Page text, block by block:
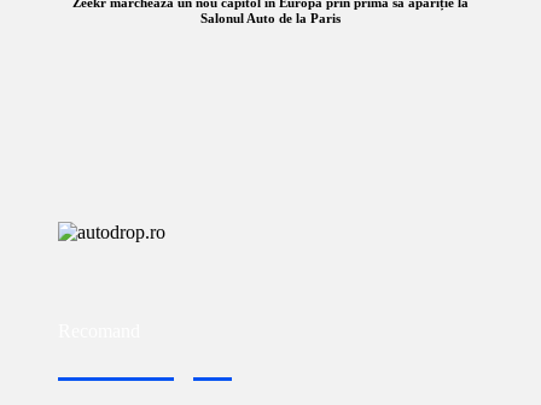
Salonul Auto de la Paris